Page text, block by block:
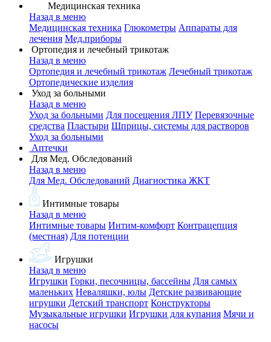
Медицинская техника
Назад в меню
Медицинская техника Глюкометры Аппараты для
лечения Мед.приборы
Ортопедия и лечебный трикотаж
Назад в меню
Ортопедия и лечебный трикотаж Лечебный трикотаж
Ортопедические изделия
Уход за больными
Назад в меню
Уход за больными Для посещения ЛПУ Перевязочные
средства Пластыри Шприцы, системы для растворов
Уход за больными
Аптечки
Для Мед. Обследований
Назад в меню
Для Мед. Обследований Диагностика ЖКТ
Интимные товары
Назад в меню
Интимные товары Интим-комфорт Контрацепция
(местная) Для потенции
Игрушки
Назад в меню
Игрушки Горки, песочницы, бассейны Для самых
маленьких Неваляшки, юлы Детские развивающие
игрушки Детский транспорт Конструкторы
Музыкальные игрушки Игрушки для купания Мячи и
насосы